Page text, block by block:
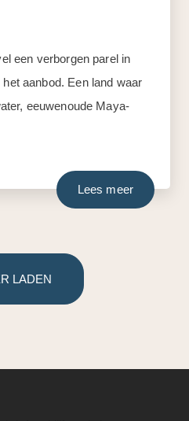
een verborgen parel in
aanbod. Een land waar
eeuwenoude Maya-
Lees meer
LADEN